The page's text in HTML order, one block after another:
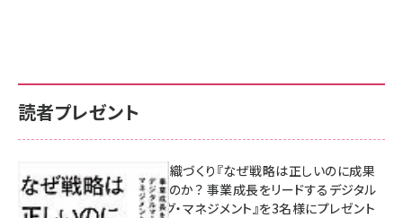
読者プレゼント
成果を生む組織づくり『なぜ戦略は正しいのに成果
があがらないのか？ 事業成長をリードするデジタル
マーケティング・マネジメント』を3名様にプレゼント